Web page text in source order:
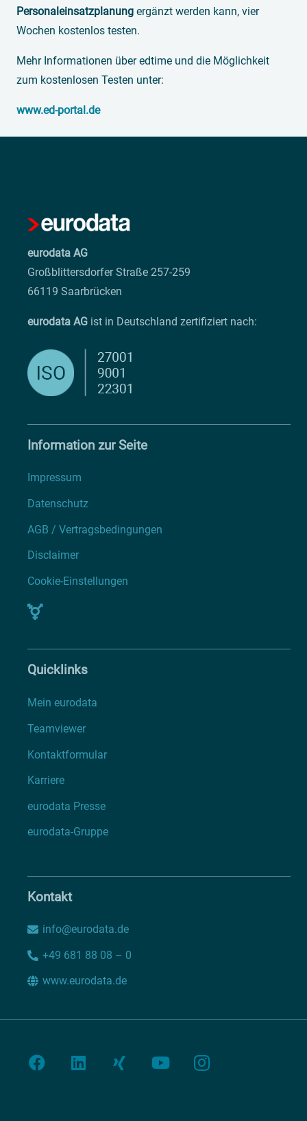
Personaleinsatzplanung ergänzt werden kann, vier
Wochen kostenlos testen.
Mehr Informationen über edtime und die Möglichkeit
zum kostenlosen Testen unter:
www.ed-portal.de
eurodata AG
Großblittersdorfer Straße 257-259
66119 Saarbrücken
eurodata AG ist in Deutschland zertifiziert nach:
Information zur Seite
Impressum
Datenschutz
AGB / Vertragsbedingungen
Disclaimer
Cookie-Einstellungen
Quicklinks
Mein eurodata
Teamviewer
Kontaktformular
Karriere
eurodata Presse
eurodata-Gruppe
Kontakt
info@eurodata.de
+49 681 88 08 – 0
www.eurodata.de